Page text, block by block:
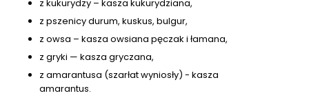
z kukurydzy – kasza kukurydziana,
z pszenicy durum, kuskus, bulgur,
z owsa – kasza owsiana pęczak i łamana,
z gryki — kasza gryczana,
z amarantusa (szarłat wyniosły) - kasza
amarantus.